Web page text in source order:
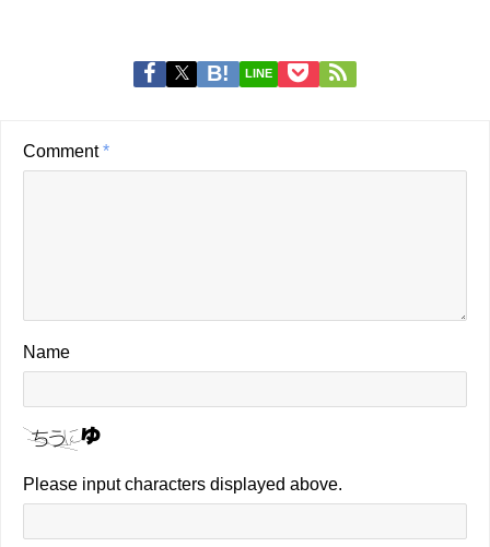
LINE
Comment*
Name
Please input characters displayed above.